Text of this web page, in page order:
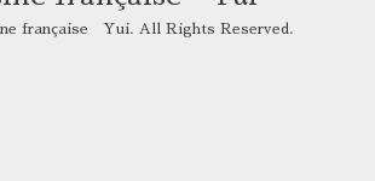
française Yui. All Rights Reserved.